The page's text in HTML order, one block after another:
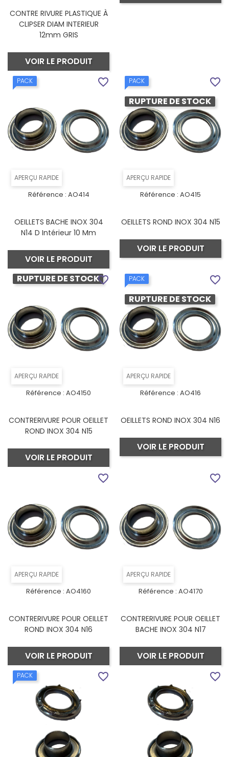
CONTRE RIVURE PLASTIQUE À
CLIPSER DIAM INTERIEUR
12mm GRIS
VOIR LE PRODUIT
APERÇU RAPIDE
PACK
Référence : AO414
OEILLETS BACHE INOX 304
N14 D Intérieur 10 Mm
VOIR LE PRODUIT
favorite_border
APERÇU RAPIDE
PACK
RUPTURE DE STOCK
Référence : AO415
OEILLETS ROND INOX 304 N15
VOIR LE PRODUIT
favorite_border
APERÇU RAPIDE
RUPTURE DE STOCK
Référence : AO4150
CONTRERIVURE POUR OEILLET
ROND INOX 304 N15
VOIR LE PRODUIT
favorite_border
APERÇU RAPIDE
PACK
RUPTURE DE STOCK
Référence : AO416
OEILLETS ROND INOX 304 N16
VOIR LE PRODUIT
favorite_border
APERÇU RAPIDE
Référence : AO4160
CONTRERIVURE POUR OEILLET
ROND INOX 304 N16
VOIR LE PRODUIT
favorite_border
APERÇU RAPIDE
Référence : AO4170
CONTRERIVURE POUR OEILLET
BACHE INOX 304 N17
VOIR LE PRODUIT
favorite_border
PACK favorite_border favorite_border